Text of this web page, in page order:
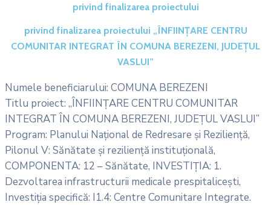
privind finalizarea proiectului
privind finalizarea proiectului „ÎNFIINȚARE CENTRU
COMUNITAR INTEGRAT ÎN COMUNA BEREZENI, JUDEȚUL
VASLUI”
Numele beneficiarului: COMUNA BEREZENI
Titlu proiect: „ÎNFIINȚARE CENTRU COMUNITAR
INTEGRAT ÎN COMUNA BEREZENI, JUDEȚUL VASLUI”
Program: Planului Național de Redresare și Reziliență,
Pilonul V: Sănătate și reziliență instituțională,
COMPONENTA: 12 – Sănătate, INVESTIȚIA: 1.
Dezvoltarea infrastructurii medicale prespitalicești,
Investiția specifică: I1.4: Centre Comunitare Integrate.